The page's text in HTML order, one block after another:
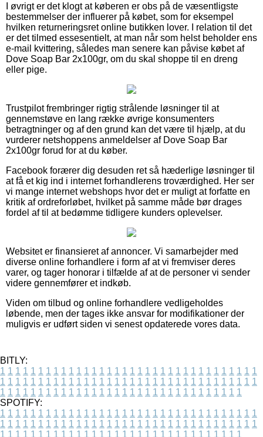
I øvrigt er det klogt at køberen er obs på de væsentligste
bestemmelser der influerer på købet, som for eksempel
hvilken returneringsret online butikken lover. I relation til det
er det tilmed essesentielt, at man når som helst beholder ens
e-mail kvittering, således man senere kan påvise købet af
Dove Soap Bar 2x100gr, om du skal shoppe til en dreng
eller pige.
Trustpilot frembringer rigtig strålende løsninger til at
gennemstøve en lang række øvrige konsumenters
betragtninger og af den grund kan det være til hjælp, at du
vurderer netshoppens anmeldelser af Dove Soap Bar
2x100gr forud for at du køber.
Facebook forærer dig desuden ret så hæderlige løsninger til
at få et kig ind i internet forhandlerens troværdighed. Her ser
vi mange internet webshops hvor det er muligt at forfatte en
kritik af ordreforløbet, hvilket på samme måde bør drages
fordel af til at bedømme tidligere kunders oplevelser.
Websitet er finansieret af annoncer. Vi samarbejder med
diverse online forhandlere i form af at vi fremviser deres
varer, og tager honorar i tilfælde af at de personer vi sender
videre gennemfører et indkøb.
Viden om tilbud og online forhandlere vedligeholdes
løbende, men der tages ikke ansvar for modifikationer der
muligvis er udført siden vi senest opdaterede vores data.
BITLY:
1 1 1 1 1 1 1 1 1 1 1 1 1 1 1 1 1 1 1 1 1 1 1 1 1 1 1 1 1 1 1 1 1 1
1 1 1 1 1 1 1 1 1 1 1 1 1 1 1 1 1 1 1 1 1 1 1 1 1 1 1 1 1 1 1 1 1 1
1 1 1 1 1 1 1 1 1 1 1 1 1 1 1 1 1 1 1 1 1 1 1 1 1 1 1 1 1 1 1 1
SPOTIFY:
1 1 1 1 1 1 1 1 1 1 1 1 1 1 1 1 1 1 1 1 1 1 1 1 1 1 1 1 1 1 1 1 1 1
1 1 1 1 1 1 1 1 1 1 1 1 1 1 1 1 1 1 1 1 1 1 1 1 1 1 1 1 1 1 1 1 1 1
1 1 1 1 1 1 1 1 1 1 1 1 1 1 1 1 1 1 1 1 1 1 1 1 1 1 1 1 1 1 1 1